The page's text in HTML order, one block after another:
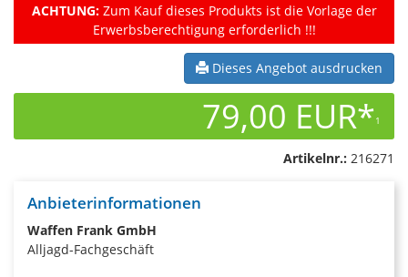
ACHTUNG:Zum Kauf dieses Produkts ist die Vorlage der
Erwerbsberechtigung erforderlich !!!
Dieses Angebot ausdrucken
79,00 EUR*1
Artikelnr.: 216271
Anbieterinformationen
Waffen Frank GmbH
Alljagd-Fachgeschäft